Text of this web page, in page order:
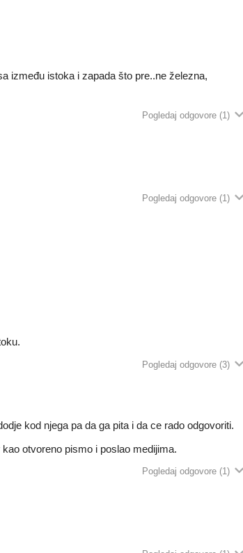
između istoka i zapada što pre..ne železna,
Pogledaj odgovore (1)
Pogledaj odgovore (1)
Pogledaj odgovore (3)
kod njega pa da ga pita i da ce rado odgovoriti.
otvoreno pismo i poslao medijima.
Pogledaj odgovore (1)